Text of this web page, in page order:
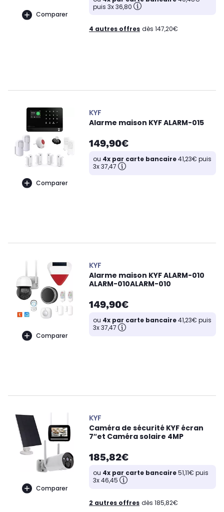
Comparer
puis 3x 36,80
4 autres offres dès 147,20€
Comparer
KYF
Alarme maison KYF ALARM-015
149,90€
ou 4x par carte bancaire41,23€ puis
3x 37,47
Comparer
KYF
Alarme maison KYF ALARM-010
ALARM-010ALARM-010
149,90€
ou 4x par carte bancaire41,23€ puis
3x 37,47
Comparer
KYF
Caméra de sécurité KYF écran
7″et Caméra solaire 4MP
185,82€
ou 4x par carte bancaire51,11€ puis
3x 46,45
2 autres offres dès 185,82€